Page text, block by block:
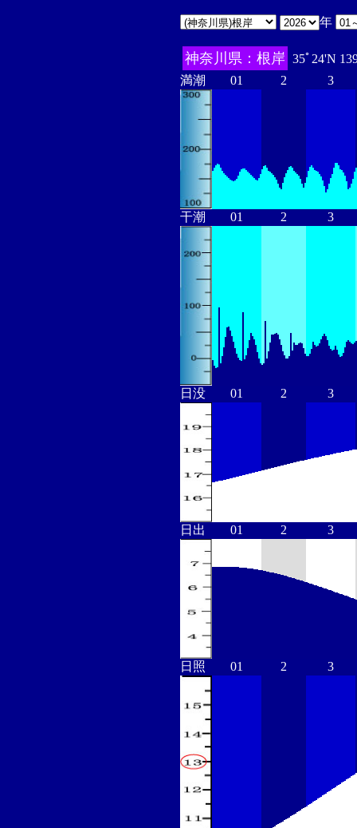
年
神奈川県：根岸 35ﾟ24'N
満潮
01 2 3
干潮 01 2 3
日没 01 2 3
日出 01 2 3
日照 01 2 3